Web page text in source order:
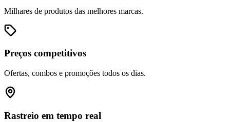
Milhares de produtos das melhores marcas.
Preços competitivos
Ofertas, combos e promoções todos os dias.
Rastreio em tempo real